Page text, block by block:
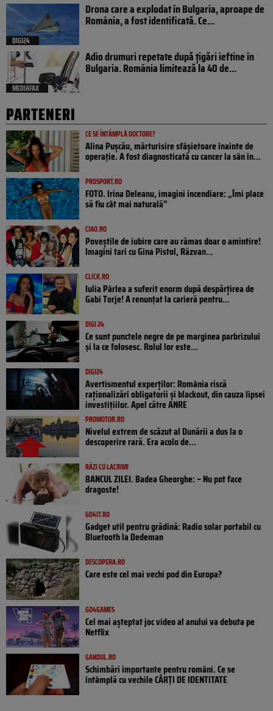
DIGI24
Drona care a explodat în Bulgaria, aproape de
România, a fost identificată. Ce...
MEDIAFAX
Adio drumuri repetate după țigări ieftine în
Bulgaria. România limitează la 40 de...
PARTENERI
CE SE ÎNTÂMPLĂ DOCTORE?
Alina Pușcău, mărturisire sfâșietoare înainte de
operație. A fost diagnosticată cu cancer la sân în...
PROSPORT.RO
FOTO. Irina Deleanu, imagini incendiare: „Îmi place
să fiu cât mai naturală”
CIAO.RO
Poveştile de iubire care au rămas doar o amintire!
Imagini tari cu Gina Pistol, Răzvan...
CLICK.RO
Iulia Pârlea a suferit enorm după despărțirea de
Gabi Torje! A renunțat la carieră pentru...
DIGI 24
Ce sunt punctele negre de pe marginea parbrizului
și la ce folosesc. Rolul lor este...
DIGI24
Avertismentul experților: România riscă
raționalizări obligatorii și blackout, din cauza lipsei
investițiilor. Apel către ANRE
PROMOTOR.RO
Nivelul extrem de scăzut al Dunării a dus la o
descoperire rară. Era acolo de...
RÂZI CU LACRIMI
BANCUL ZILEI. Badea Gheorghe: – Nu pot face
dragoste!
GO4IT.RO
Gadget util pentru grădină: Radio solar portabil cu
Bluetooth la Dedeman
DESCOPERA.RO
Care este cel mai vechi pod din Europa?
GO4GAMES
Cel mai așteptat joc video al anului va debuta pe
Netflix
GANDUL.RO
Schimbări importante pentru români. Ce se
întâmplă cu vechile CĂRȚI DE IDENTITATE